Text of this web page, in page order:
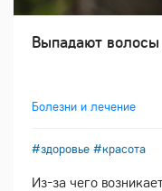
Выпадают волосы
Болезни и лечение
#здоровье #красота
Из-за чего